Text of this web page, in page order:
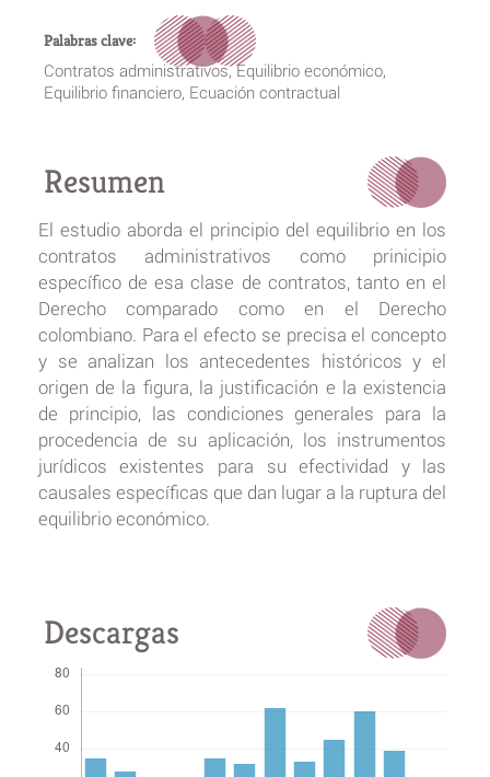
Palabras clave:
Contratos administrativos, Equilibrio económico,
Equilibrio financiero, Ecuación contractual
Resumen
El estudio aborda el principio del equilibrio en los
contratos administrativos como prinicipio
específico de esa clase de contratos, tanto en el
Derecho comparado como en el Derecho
colombiano. Para el efecto se precisa el concepto
y se analizan los antecedentes históricos y el
origen de la figura, la justificación e la existencia
de principio, las condiciones generales para la
procedencia de su aplicación, los instrumentos
jurídicos existentes para su efectividad y las
causales específicas que dan lugar a la ruptura del
equilibrio económico.
Descargas